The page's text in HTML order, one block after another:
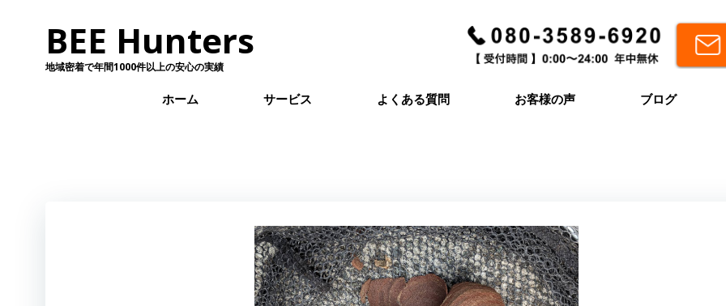
BEE Hunters
地域密着で年間1000件以上の安心の実績
ホーム サービス よくある質問 お客様の声 ブログ